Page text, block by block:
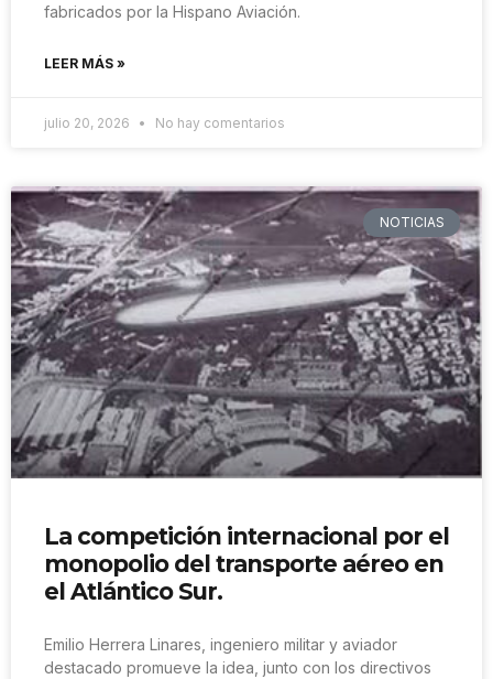
fabricados por la Hispano Aviación.
LEER MÁS »
julio 20, 2026 No hay comentarios
NOTICIAS
La competición internacional por el
monopolio del transporte aéreo en
el Atlántico Sur.
Emilio Herrera Linares, ingeniero militar y aviador
destacado promueve la idea, junto con los directivos